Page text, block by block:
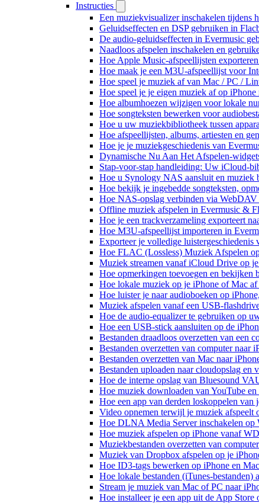
Instructies
Een muziekvisualizer inschakelen tijdens
Geluidseffecten en DSP gebruiken in
De audio-geluidseffecten in Evermusic
Naadloos afspelen inschakelen en
Hoe Apple Music-afspeellijsten
Hoe maak je een M3U-afspeellijst voor
Hoe speel je muziek af van Mac / PC /
Hoe speel je je eigen muziek af op iPhone
Hoe albumhoezen wijzigen voor lokale
Hoe songteksten bewerken voor
Hoe u uw muziekbibliotheek tussen
Hoe afspeellijsten, albums, artiesten en
Hoe je je muziekgeschiedenis van
Dynamische Nu Aan Het Afspelen-
Stap-voor-stap handleiding: Uw iCloud-
Hoe u Synology NAS aansluit en muziek
Hoe bekijk je ingebedde songteksten,
Hoe NAS-opslag verbinden via
Offline muziek afspelen in Evermusic &
Hoe je een trackverzameling exporteert
Hoe M3U-afspeellijst importeren in
Exporteer je volledige
Hoe FLAC (Lossless) Muziek Afspelen
Muziek streamen vanaf iCloud Drive op
Hoe opmerkingen toevoegen en bekijken
Hoe lokale muziek op je iPhone of Mac af
Hoe luister je naar audioboeken op
Muziek afspelen vanaf een USB-
Hoe de audio-equalizer te gebruiken op
Hoe een USB-stick aansluiten op de
Bestanden draadloos overzetten van een
Bestanden overzetten van computer naar
Bestanden overzetten van Mac naar
Bestanden uploaden naar cloudopslag
Hoe de interne opslag van Bluesound
Hoe muziek downloaden van YouTube
Hoe een app van derden loskoppelen van
Video opnemen terwijl je muziek afspeelt
Hoe DLNA Media Server inschakelen op
Hoe muziek afspelen op iPhone vanaf
Muziekbestanden overzetten van
Muziek van Dropbox afspelen op je
Hoe ID3-tags bewerken op iPhone en Mac
Hoe lokale bestanden (iTunes-bestanden)
Stream je muziek van Mac of PC naar
Hoe installeer je een app uit de App